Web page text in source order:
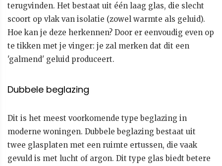
terugvinden. Het bestaat uit één laag glas, die slecht
scoort op vlak van isolatie (zowel warmte als geluid).
Hoe kan je deze herkennen? Door er eenvoudig even op
te tikken met je vinger: je zal merken dat dit een
'galmend' geluid produceert.
Dubbele beglazing
Dit is het meest voorkomende type beglazing in
moderne woningen. Dubbele beglazing bestaat uit
twee glasplaten met een ruimte ertussen, die vaak
gevuld is met lucht of argon. Dit type glas biedt betere